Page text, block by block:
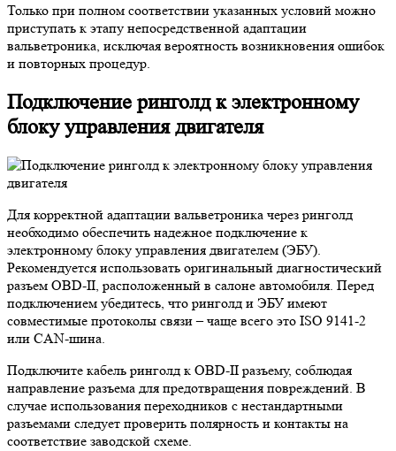
Только при полном соответствии указанных условий можно
приступать к этапу непосредственной адаптации
вальветроника, исключая вероятность возникновения ошибок
и повторных процедур.
Подключение ринголд к электронному
блоку управления двигателя
Для корректной адаптации вальветроника через ринголд
необходимо обеспечить надежное подключение к
электронному блоку управления двигателем (ЭБУ).
Рекомендуется использовать оригинальный диагностический
разъем OBD-II, расположенный в салоне автомобиля. Перед
подключением убедитесь, что ринголд и ЭБУ имеют
совместимые протоколы связи – чаще всего это ISO 9141-2
или CAN-шина.
Подключите кабель ринголд к OBD-II разъему, соблюдая
направление разъема для предотвращения повреждений. В
случае использования переходников с нестандартными
разъемами следует проверить полярность и контакты на
соответствие заводской схеме.